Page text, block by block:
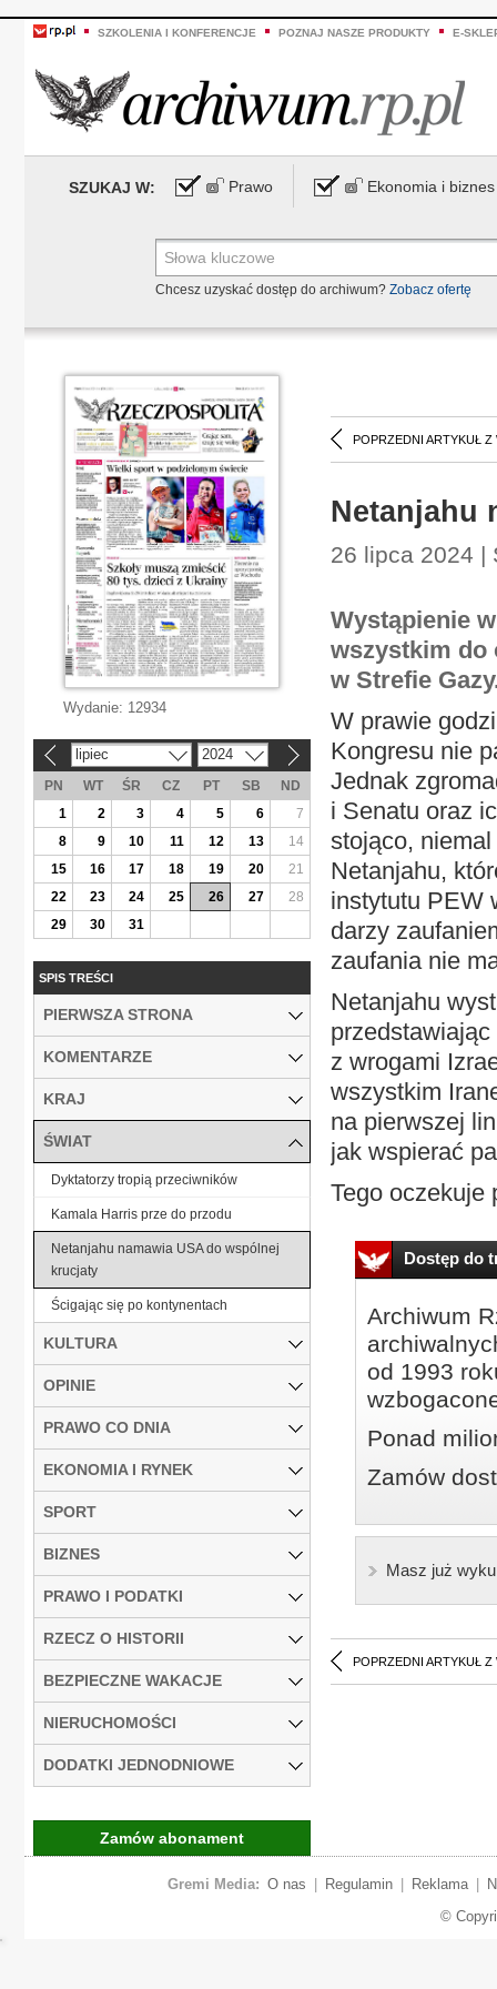
SZKOLENIA I KONFERENCJE POZNAJ NASZE PRODUKTY E-
SZUKAJ W: Prawo Ekonomia i biznes
Chcesz uzyskać dostęp do archiwum? Zobacz ofertę
POPRZEDNI ARTYKUŁ Z
Netanjahu
26 lipca 2024 |
Wystąpienie
wszystkim do
w Strefie
W prawie
Kongresu nie
Jednak
i Senatu oraz
stojąco,
Netanjahu,
instytutu PEW
darzy
zaufania nie
Netanjahu
z wrogami
wszystkim
na pierwszej
jak wspierać
Tego oczekuje
Dostęp do
Archiwum
od 1993
Ponad
Zamów
Masz już
POPRZEDNI ARTYKUŁ Z
Wydanie: 12934
lipiec 2024
PN WT ŚR CZ PT SB
ND
1
2 3 4 5 6
7
8
9 10 11 12 13
14
15
16 17 18 19 20
21
22
23 24 25 26 27
28
29
30 31
SPIS TREŚCI
PIERWSZA STRONA
KOMENTARZE
KRAJ
ŚWIAT
Dyktatorzy tropią przeciwników
Kamala Harris prze do przodu
Netanjahu namawia USA do wspólnej
krucjaty
Ścigając się po kontynentach
KULTURA
OPINIE
PRAWO CO DNIA
EKONOMIA I RYNEK
SPORT
BIZNES
PRAWO I PODATKI
RZECZ O HISTORII
BEZPIECZNE WAKACJE
NIERUCHOMOŚCI
DODATKI JEDNODNIOWE
Zamów abonament
Gremi Media: O nas Regulamin Reklama
©